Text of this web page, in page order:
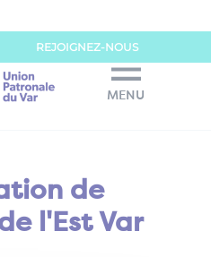
MENU
REJOIGNEZ-NOUS
de
l'Est Var